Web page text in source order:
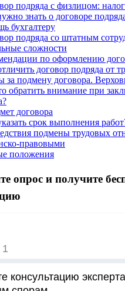
подряда с физлицом:
знать о договоре
бухгалтеру
подряда со штатным
сложности
по оформлению
договор подряда от
подмену договора.
обратить внимание при
договора
срок выполнения
подмены трудовых
правовыми
положения
опрос и получите